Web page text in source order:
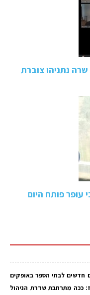
נתניהו צוברת
עופר פותח היום
חדשים לבתי הספר באופקים
ככה מתרחבת שדרת הניהול